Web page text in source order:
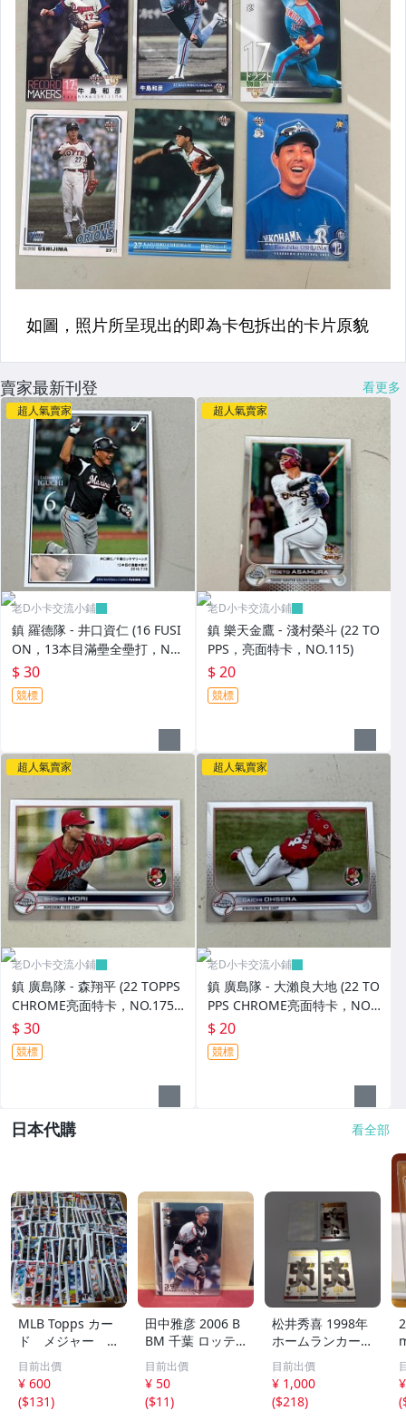
賣家最新刊登 看更多
超人氣賣家
老D小卡交流小鋪
鎮 羅德隊 - 井口資仁 (16 FUSI
ON，13本目滿壘全壘打，NO.
064) BBM活動卡，有鋼印
$ 30
競標
超人氣賣家
老D小卡交流小鋪
鎮 樂天金鷹 - 淺村榮斗 (22 TO
PPS，亮面特卡，NO.115)
$ 20
競標
超人氣賣家
老D小卡交流小鋪
鎮 廣島隊 - 森翔平 (22 TOPPS
CHROME亮面特卡，NO.175)
RC新人卡
$ 30
競標
超人氣賣家
老D小卡交流小鋪
鎮 廣島隊 - 大瀨良大地 (22 TO
PPS CHROME亮面特卡，NO.
176)
$ 20
競標
日本代購 看全部
MLB Topps カー
ド メジャー 1
00枚 2
目前出價
¥ 600
($131)
田中雅彦 2006 B
BM 千葉 ロッテ
マリーンズ トレ
カ プロ野球 カー
ド M37 スポーツ
アスリート トレ
目前出價
¥ 50
($11)
松井秀喜 1998年
ホームランカード
150号 記念カード
3枚セット 読売ジ
ャイアンツ 日本
テレビ 劇空間プ
目前出價
¥ 1,000
($218)
(